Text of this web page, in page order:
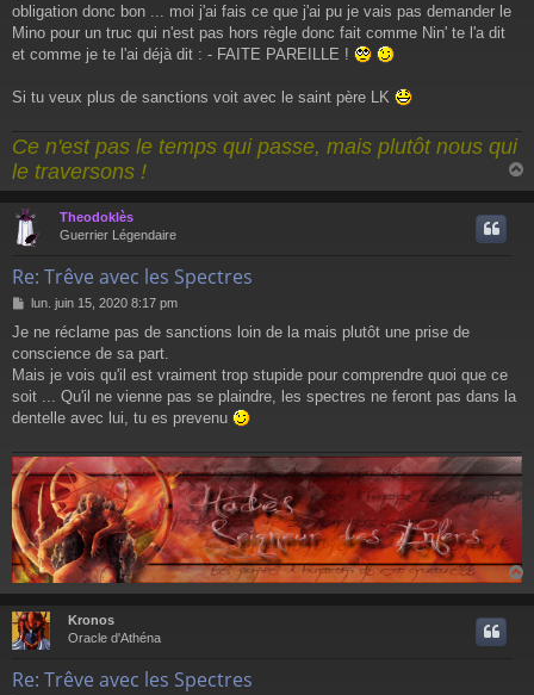
a
g
obligation donc bon ... moi j'ai fais ce que j'ai pu je vais pas demander le
Mino pour un truc qui n'est pas hors règle donc fait comme Nin' te l'a dit
et comme je te l'ai déjà dit : - FAITE PAREILLE !
Si tu veux plus de sanctions voit avec le saint père LK
Ce n'est pas le temps qui passe, mais plutôt nous qui
le traversons !
a
Theodoklès
Guerrier Légendaire
Re: Trêve avec les Spectres
M
s
s
a
g
lun. juin 15, 2020 8:17 pm
Je ne réclame pas de sanctions loin de la mais plutôt une prise de
conscience de sa part.
Mais je vois qu'il est vraiment trop stupide pour comprendre quoi que ce
soit ... Qu'il ne vienne pas se plaindre, les spectres ne feront pas dans la
dentelle avec lui, tu es prevenu
a
Kronos
Oracle d'Athéna
Re: Trêve avec les Spectres